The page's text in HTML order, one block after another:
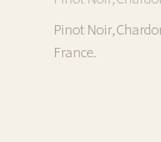
Pinot Noir,
France.